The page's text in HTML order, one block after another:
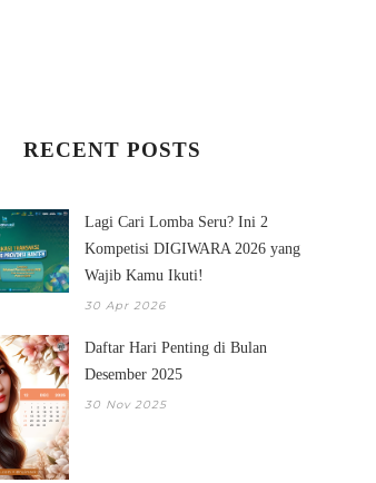
RECENT POSTS
Lagi Cari Lomba Seru? Ini 2
Kompetisi DIGIWARA 2026 yang
Wajib Kamu Ikuti!
30 Apr 2026
Daftar Hari Penting di Bulan
Desember 2025
30 Nov 2025